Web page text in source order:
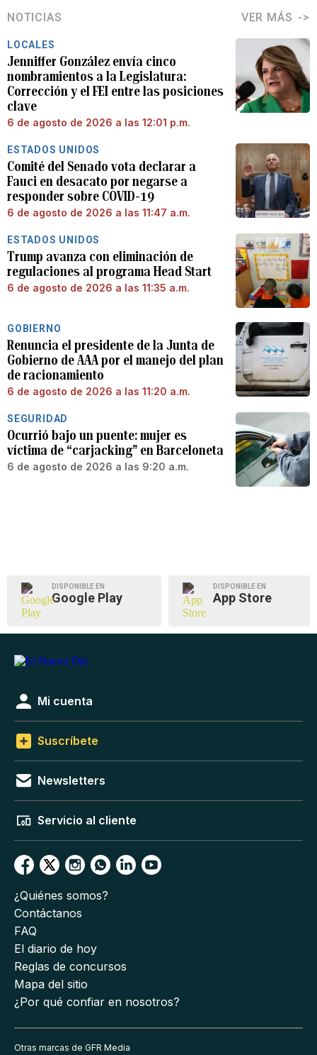
NOTICIAS VER MÁS
LOCALES
Jenniffer González envía cinco
nombramientos a la Legislatura:
Corrección y el FEI entre las posiciones
clave
6 de agosto de 2026 a las 12:01 p.m.
ESTADOS UNIDOS
Comité del Senado vota declarar a
Fauci en desacato por negarse a
responder sobre COVID-19
6 de agosto de 2026 a las 11:47 a.m.
ESTADOS UNIDOS
Trump avanza con eliminación de
regulaciones al programa Head Start
6 de agosto de 2026 a las 11:35 a.m.
GOBIERNO
Renuncia el presidente de la Junta de
Gobierno de AAA por el manejo del plan
de racionamiento
6 de agosto de 2026 a las 11:20 a.m.
SEGURIDAD
Ocurrió bajo un puente: mujer es
víctima de “carjacking” en Barceloneta
6 de agosto de 2026 a las 9:20 a.m.
DISPONIBLE EN
Google Play
DISPONIBLE EN
App Store
Mi cuenta
Suscríbete
Newsletters
Servicio al cliente
¿Quiénes somos?
Contáctanos
FAQ
El diario de hoy
Reglas de concursos
Mapa del sitio
¿Por qué confiar en nosotros?
Otras marcas de GFR Media